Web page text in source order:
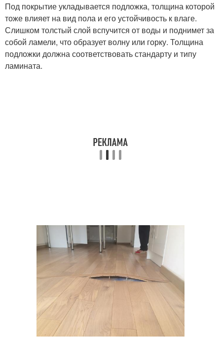
Под покрытие укладывается подложка, толщина которой
тоже влияет на вид пола и его устойчивость к влаге.
Слишком толстый слой вспучится от воды и поднимет за
собой ламели, что образует волну или горку. Толщина
подложки должна соответствовать стандарту и типу
ламината.